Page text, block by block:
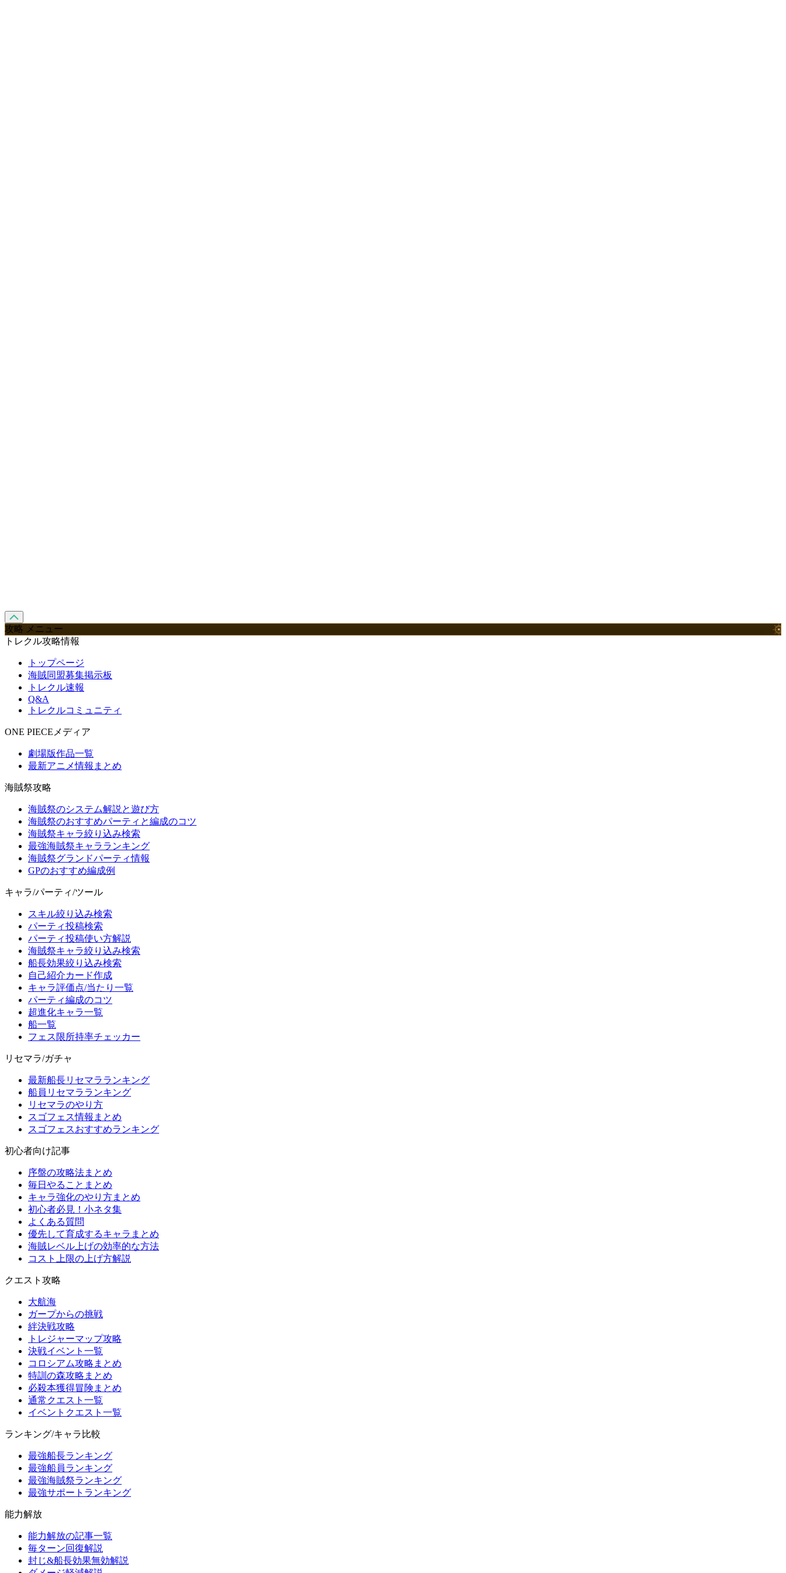
攻略 メニュー
トレクル攻略情報
トップページ
海賊同盟募集掲示板
トレクル速報
Q&A
トレクルコミュニティ
ONE PIECEメディア
劇場版作品一覧
最新アニメ情報まとめ
海賊祭攻略
海賊祭のシステム解説と遊び方
海賊祭のおすすめパーティと編成のコツ
海賊祭キャラ絞り込み検索
最強海賊祭キャラランキング
海賊祭グランドパーティ情報
GPのおすすめ編成例
キャラ/パーティ/ツール
スキル絞り込み検索
パーティ投稿検索
パーティ投稿使い方解説
海賊祭キャラ絞り込み検索
船長効果絞り込み検索
自己紹介カード作成
キャラ評価点/当たり一覧
パーティ編成のコツ
超進化キャラ一覧
船一覧
フェス限所持率チェッカー
リセマラ/ガチャ
最新船長リセマラランキング
船員リセマラランキング
リセマラのやり方
スゴフェス情報まとめ
スゴフェスおすすめランキング
初心者向け記事
序盤の攻略法まとめ
毎日やることまとめ
キャラ強化のやり方まとめ
初心者必見！小ネタ集
よくある質問
優先して育成するキャラまとめ
海賊レベル上げの効率的な方法
コスト上限の上げ方解説
クエスト攻略
大航海
ガープからの挑戦
絆決戦攻略
トレジャーマップ攻略
決戦イベント一覧
コロシアム攻略まとめ
特訓の森攻略まとめ
必殺本獲得冒険まとめ
通常クエスト一覧
イベントクエスト一覧
ランキング/キャラ比較
最強船長ランキング
最強船員ランキング
最強海賊祭ランキング
最強サポートランキング
能力解放
能力解放の記事一覧
毎ターン回復解説
封じ&船長効果無効解説